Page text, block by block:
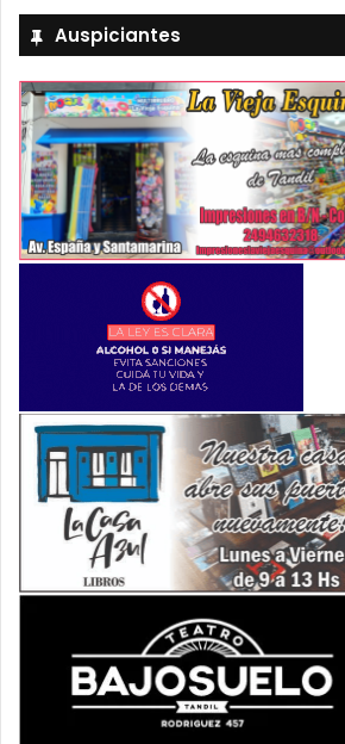
Auspiciantes